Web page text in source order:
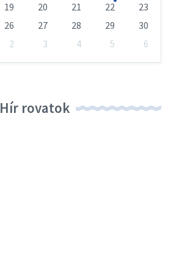
19 20 21 22
23
26 27 28 29
30
2 3 4 5
6
Hír rovatok